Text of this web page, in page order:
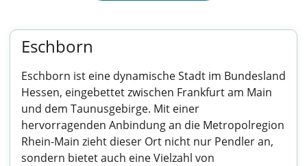
Eschborn
Eschborn ist eine dynamische Stadt im Bundesland
Hessen, eingebettet zwischen Frankfurt am Main
und dem Taunusgebirge. Mit einer
hervorragenden Anbindung an die Metropolregion
Rhein-Main zieht dieser Ort nicht nur Pendler an,
sondern bietet auch eine Vielzahl von